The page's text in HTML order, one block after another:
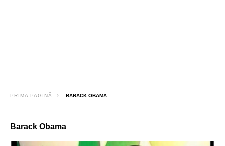
PRIMA PAGINĂ BARACK OBAMA
Barack Obama